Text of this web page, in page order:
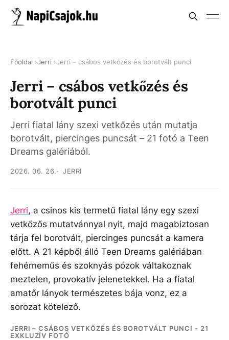
Főoldal Jerri Jerri – csábos vetkőzés és borotvált punci
Jerri – csábos vetkőzés és
borotvált punci
Jerri fiatal lány szexi vetkőzés után mutatja
borotvált, piercinges puncsát – 21 fotó a Teen
Dreams galériából.
2026. 06. 26. JERRI
Jerri, a csinos kis termetű fiatal lány egy szexi
vetkőzős mutatvánnyal nyit, majd magabiztosan
tárja fel borotvált, piercinges puncsát a kamera
előtt. A 21 képből álló Teen Dreams galériában
fehérneműs és szoknyás pózok váltakoznak
meztelen, provokatív jelenetekkel. Ha a fiatal
amatőr lányok természetes bája vonz, ez a
sorozat kötelező.
JERRI – CSÁBOS VETKŐZÉS ÉS BOROTVÁLT PUNCI - 21
EXKLUZÍV FOTÓ